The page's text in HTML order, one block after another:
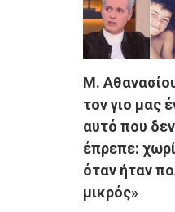
Μ.
τον γιο μας
αυτό που δεν
έπρεπε:
όταν ήταν
μικρός»